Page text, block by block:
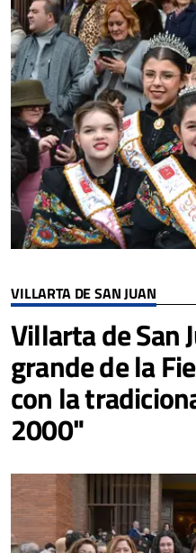
VILLARTA DE SAN JUAN
Villarta de San
grande de la
con la
2000"